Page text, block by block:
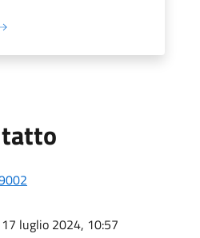
17 luglio 2024, 10:57